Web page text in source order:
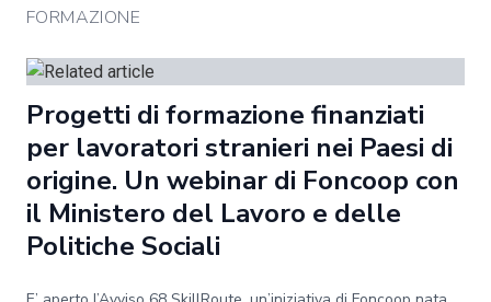
FORMAZIONE
Progetti di formazione finanziati
per lavoratori stranieri nei Paesi di
origine. Un webinar di Foncoop con
il Ministero del Lavoro e delle
Politiche Sociali